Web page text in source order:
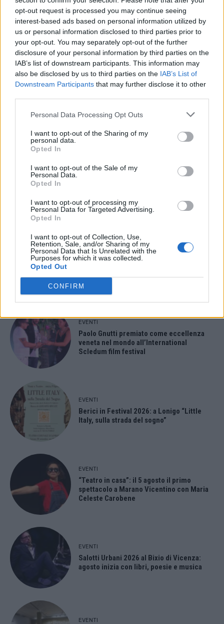
opt-out request is processed you may continue seeing
interest-based ads based on personal information utilized by
us or personal information disclosed to third parties prior to
your opt-out. You may separately opt-out of the further
disclosure of your personal information by third parties on the
IAB’s list of downstream participants. This information may
also be disclosed by us to third parties on the IAB’s List of
Downstream Participants that may further disclose it to other
Personal Data Processing Opt Outs
I want to opt-out of the Sharing of my
personal data.
Opted In
I want to opt-out of the Sale of my
Personal Data.
Opted In
I want to opt-out of processing my
Personal Data for Targeted Advertising.
Opted In
I want to opt-out of Collection, Use,
Retention, Sale, and/or Sharing of my
Personal Data that Is Unrelated with the
Purposes for which it was collected.
Opted Out
CONFIRM
ARTICOLO PRECEDENTE
Venezuela, Meloni “Per la
liberazione degli italiani
mobilitiamo tutti i canali”
ARTICOLO SUCCESSIVO
Cina pronta a rafforzare
cooperazione con Venezuela in
contesto politico in evoluzione
9,253
Follower
- Advertisement -
- Advertisement -
ULTIMI ARTICOLI
EVENTI
Paolo Gnutti premiato come eccellenza
veneta nel mondo all’International
Scledum film festival
EVENTI
Berici in Festival 2026: a Lonigo “Little
Italy, sulla strada del sogno”
EVENTI
“Teatro in casa”: il 5 agosto il primo
spettacolo a Marano Vicentino con Maria
Celeste Carobene
EVENTI
Salotti Urbani 2026 al Bixio di Vicenza:
agosto inizia con libri, poesie e musica
EVENTI